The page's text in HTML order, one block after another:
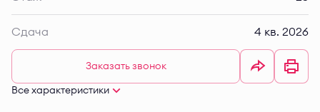
Сдача 4 кв. 2026
Заказать звонок
Все характеристики